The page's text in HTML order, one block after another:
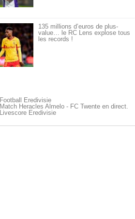
135 millions d’euros de plus-
value… le RC Lens explose tous
les records !
Football Eredivisie
Match Heracles Almelo - FC Twente en direct.
Livescore Eredivisie